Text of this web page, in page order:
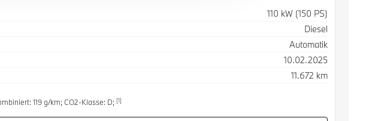
110 kW (150 PS)
Diesel
Automatik
10.02.2025
11.672 km
119 g/km; CO2-Klasse: D; [1]